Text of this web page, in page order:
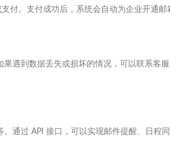
付。支付成功后，系统会自动为企业开通邮
遇到数据丢失或损坏的情况，可以联系客
通过 API 接口，可以实现邮件提醒、日程